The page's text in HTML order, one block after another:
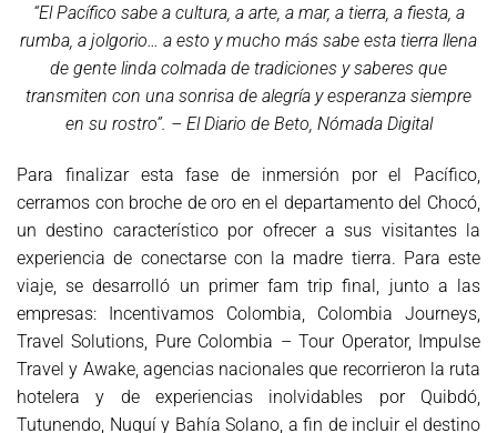
“El Pacífico sabe a cultura, a arte, a mar, a tierra, a fiesta, a
rumba, a jolgorio… a esto y mucho más sabe esta tierra llena
de gente linda colmada de tradiciones y saberes que
transmiten con una sonrisa de alegría y esperanza siempre
en su rostro”. – El Diario de Beto, Nómada Digital
Para finalizar esta fase de inmersión por el Pacífico,
cerramos con broche de oro en el departamento del Chocó,
un destino característico por ofrecer a sus visitantes la
experiencia de conectarse con la madre tierra. Para este
viaje, se desarrolló un primer fam trip final, junto a las
empresas: Incentivamos Colombia, Colombia Journeys,
Travel Solutions, Pure Colombia – Tour Operator, Impulse
Travel y Awake, agencias nacionales que recorrieron la ruta
hotelera y de experiencias inolvidables por Quibdó,
Tutunendo, Nuquí y Bahía Solano, a fin de incluir el destino